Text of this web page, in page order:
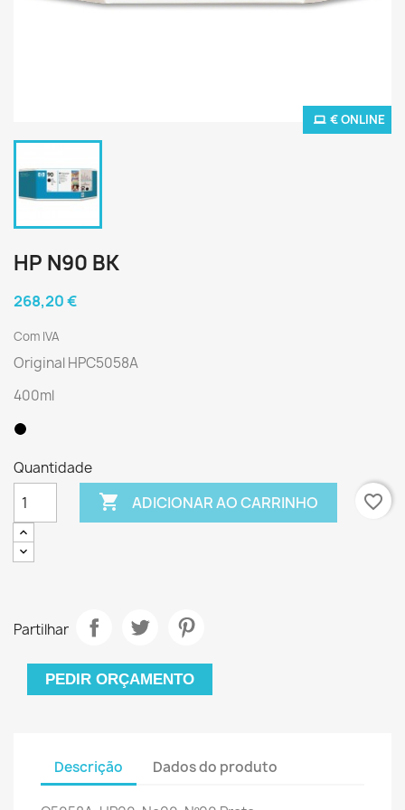
€ ONLINE
HP N90 BK
268,20 €
Com IVA
Original HPC5058A
400ml
Quantidade
 ADICIONAR AO CARRINHO favorite_border
Partilhar
PEDIR ORÇAMENTO
Descrição Dados do produto